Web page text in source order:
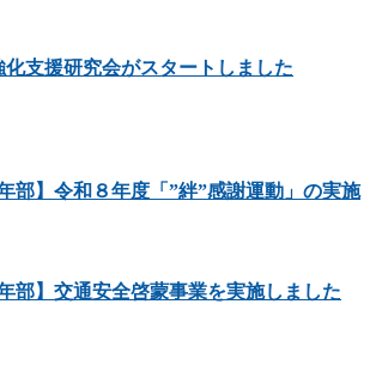
支援研究会がスタートしました
部】令和８年度「”絆”感謝運動」の実施
部】交通安全啓蒙事業を実施しました